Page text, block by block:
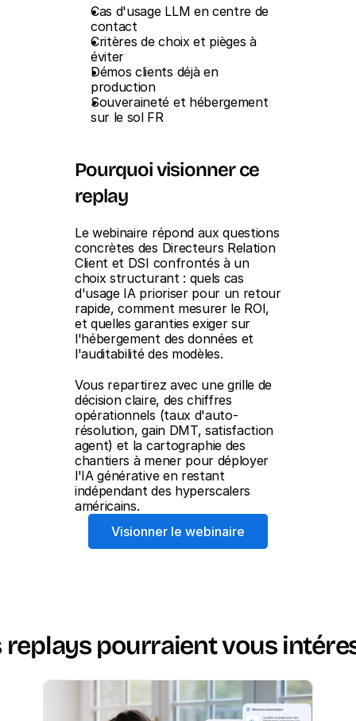
Cas d'usage LLM en centre de
contact
Critères de choix et pièges à
éviter
Démos clients déjà en
production
Souveraineté et hébergement
sur le sol FR
Pourquoi visionner ce
replay
Le webinaire répond aux questions
concrètes des Directeurs Relation
Client et DSI confrontés à un
choix structurant : quels cas
d'usage IA prioriser pour un retour
rapide, comment mesurer le ROI,
et quelles garanties exiger sur
l'hébergement des données et
l'auditabilité des modèles.
Vous repartirez avec une grille de
décision claire, des chiffres
opérationnels (taux d'auto-
résolution, gain DMT, satisfaction
agent) et la cartographie des
chantiers à mener pour déployer
l'IA générative en restant
indépendant des hyperscalers
américains.
Visionner le webinaire
replays pourraient vous